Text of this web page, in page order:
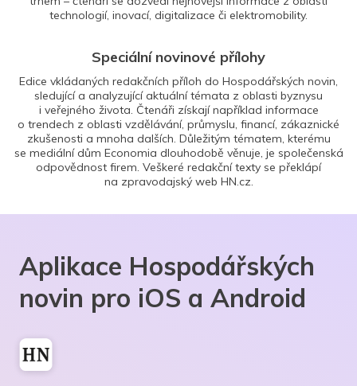
technologií, inovací, digitalizace či elektromobility.
Speciální novinové přílohy
Edice vkládaných redakčních příloh do Hospodářských novin,
sledující a analyzující aktuální témata z oblasti byznysu
i veřejného života. Čtenáři získají například informace
o trendech z oblasti vzdělávání, průmyslu, financí, zákaznické
zkušenosti a mnoha dalších. Důležitým tématem, kterému
se mediální dům Economia dlouhodobě věnuje, je společenská
odpovědnost firem. Veškeré redakční texty se překlápí
na zpravodajský web HN.cz.
Aplikace Hospodářských
novin pro iOS a Android